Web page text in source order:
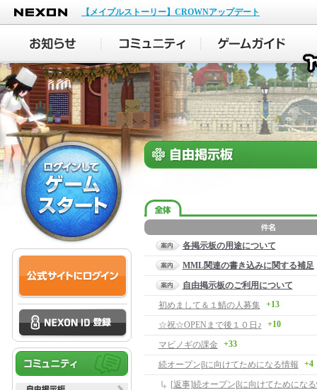
NEXON
【メイプルストーリー】CROWNアップデート
各掲示板の用途について
MML関連の書き込みに関する補足
自由掲示板のご利用について
初めまして＆１鯖の人募集
+13
☆祝☆OPENまで後１０日♪ +10
マビノギの課金 +33
続オープンβに向けてためになる情報 +4
[返事]続オープンβに向けてためにな